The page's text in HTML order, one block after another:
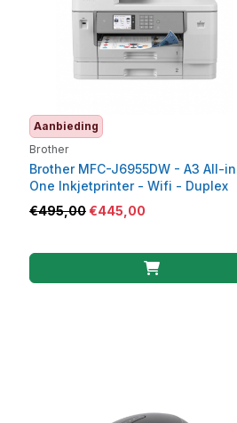
Aanbieding
Brother
Brother MFC-J6955DW - A3 All-
One Inkjetprinter - Wifi - Duplex
€495,00€445,00